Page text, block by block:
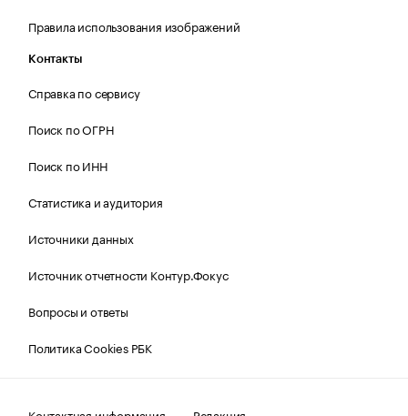
Правила использования изображений
Контакты
Справка по сервису
Поиск по ОГРН
Поиск по ИНН
Статистика и аудитория
Источники данных
Источник отчетности Контур.Фокус
Вопросы и ответы
Политика Cookies РБК